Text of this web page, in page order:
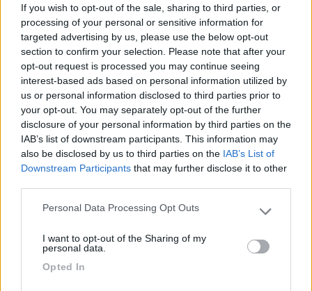
If you wish to opt-out of the sale, sharing to third parties, or
processing of your personal or sensitive information for
targeted advertising by us, please use the below opt-out
section to confirm your selection. Please note that after your
opt-out request is processed you may continue seeing
interest-based ads based on personal information utilized by
us or personal information disclosed to third parties prior to
your opt-out. You may separately opt-out of the further
disclosure of your personal information by third parties on the
IAB’s list of downstream participants. This information may
also be disclosed by us to third parties on the IAB’s List of
Downstream Participants that may further disclose it to other
Please note that this website/app uses one or more Google
not limited to your visit or usage behaviour. You may click to
use your data for below specified purposes in below Google
Personal Data Processing Opt Outs
I want to opt-out of the Sharing of my
personal data.
Opted In
Blessyou
5016
Inserito il 04/09/2018 alle: 15:04:21
Scusate la domanda:
la museruola per i cani è stata introdotta quest’anno oppure c’è
Ciao a tücc
___________________________________
vâr pussée la tòlla de l'òr
ecostar
37392
In risposta al messaggio di 13:32:59